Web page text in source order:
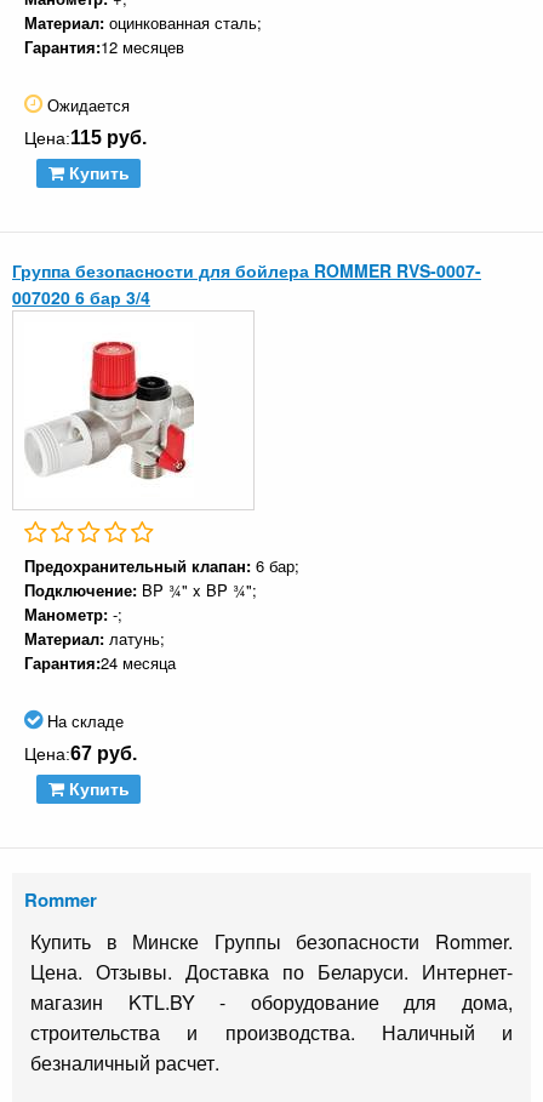
Материал: оцинкованная сталь;
Гарантия:12 месяцев
Ожидается
Цена:115 руб.
Купить
Группа безопасности для бойлера ROMMER RVS-0007-
007020 6 бар 3/4
Предохранительный клапан: 6 бар;
Подключение: BP ¾" x BP ¾";
Манометр: -;
Материал: латунь;
Гарантия:24 месяца
На складе
Цена:67 руб.
Купить
Rommer
Купить в Минске Группы безопасности Rommer.
Цена. Отзывы. Доставка по Беларуси. Интернет-
магазин KTL.BY - оборудование для дома,
строительства и производства. Наличный и
безналичный расчет.